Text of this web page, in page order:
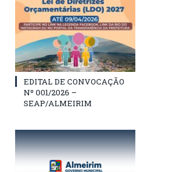
EDITAL DE CONVOCAÇÃO
Nº 001/2026 –
SEAP/ALMEIRIM